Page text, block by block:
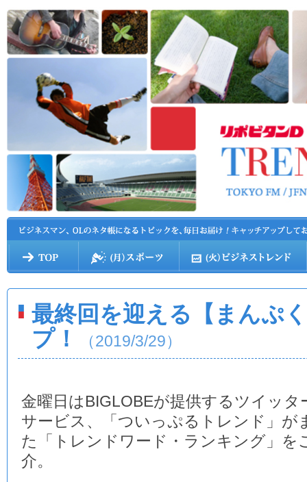
最終回を迎える【まんぷ
プ！
（2019/3/29）
金曜日はBIGLOBEが提供するツイッタ
サービス、「ついっぷるトレンド」が
た「トレンドワード・ランキング」を
介。